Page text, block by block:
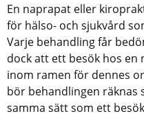
En naprapat eller
för hälso- och sjukvård
Varje behandling får
dock att ett besök hos
inom ramen för dennes
bör behandlingen räknas
samma sätt som ett